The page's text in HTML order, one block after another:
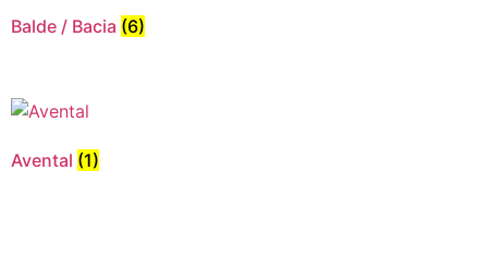
Balde / Bacia (6)
Avental (1)